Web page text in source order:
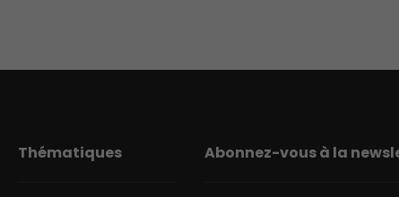
Thématiques Abonnez-vous à la